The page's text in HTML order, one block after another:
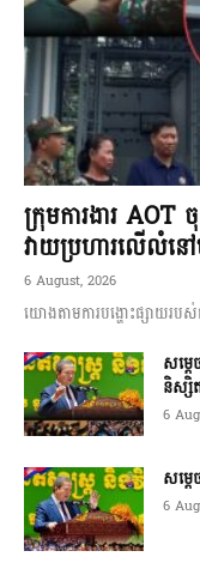
ក្រុមការងារ
វាយប្រហារលើលំន
6 August, 2026
យោងតាមការបង្ហោះផ្សាយរប
សម្ត
និស្សិ
6
សម្ត
6